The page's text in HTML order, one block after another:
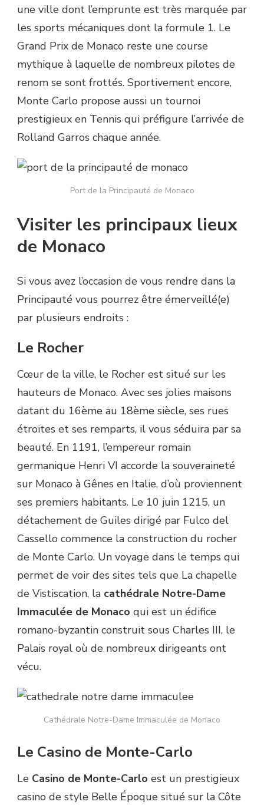
une ville dont l’emprunte est très marquée par
les sports mécaniques dont la formule 1. Le
Grand Prix de Monaco reste une course
mythique à laquelle de nombreux pilotes de
renom se sont frottés. Sportivement encore,
Monte Carlo propose aussi un tournoi
prestigieux en Tennis qui préfigure l’arrivée de
Rolland Garros chaque année.
Port de la Principauté de Monaco
Visiter les principaux lieux
de Monaco
Si vous avez l’occasion de vous rendre dans la
Principauté vous pourrez être émerveillé(e)
par plusieurs endroits :
Le Rocher
Cœur de la ville, le Rocher est situé sur les
hauteurs de Monaco. Avec ses jolies maisons
datant du 16ème au 18ème siècle, ses rues
étroites et ses remparts, il vous séduira par sa
beauté. En 1191, l’empereur romain
germanique Henri VI accorde la souveraineté
sur Monaco à Gênes en Italie, d’où proviennent
ses premiers habitants. Le 10 juin 1215, un
détachement de Guiles dirigé par Fulco del
Cassello commence la construction du rocher
de Monte Carlo. Un voyage dans le temps qui
permet de voir des sites tels que La chapelle
de Vistiscation, la cathédrale Notre-Dame
Immaculée de Monaco qui est un édifice
romano-byzantin construit sous Charles III, le
Palais royal où de nombreux dirigeants ont
vécu.
Cathédrale Notre-Dame Immaculée de Monaco
Le Casino de Monte-Carlo
Le Casino de Monte-Carlo est un prestigieux
casino de style Belle Époque situé sur la Côte